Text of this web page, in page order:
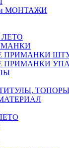
МОНТАЖИ
ПРИМАНКИ
ПРИМАНКИ
ТОПОРЫ